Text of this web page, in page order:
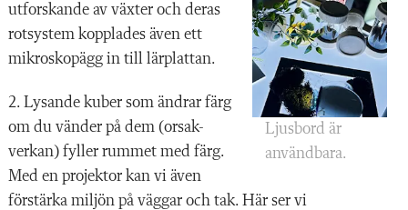
Ljusbord är
användbara.
utforskande av växter och deras
rotsystem kopplades även ett
mikroskopägg in till lärplattan.
2. Lysande kuber som ändrar färg
om du vänder på dem (orsak-
verkan) fyller rummet med färg.
Med en projektor kan vi även
förstärka miljön på väggar och tak. Här ser vi